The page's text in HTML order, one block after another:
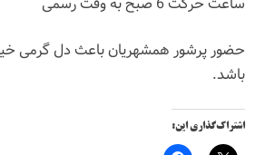
باعث دل گرمی خیرین محترم می